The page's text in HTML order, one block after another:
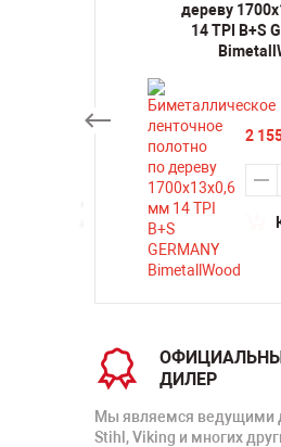
дереву
14 TPI B+S
2
ДИЛЕР
Мы являемся ведущими
Stihl, Viking и многих